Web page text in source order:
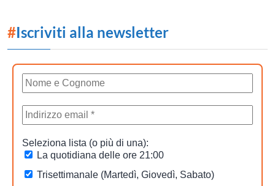
#Iscriviti alla newsletter